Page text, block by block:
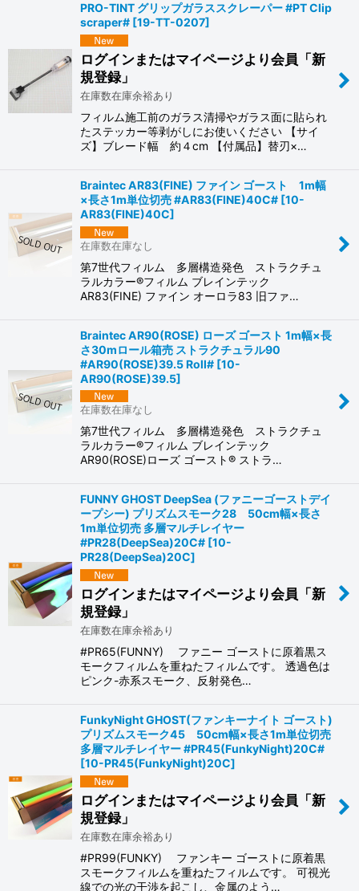
PRO-TINT グリップガラススクレーパー #PT Clip
scraper# [19-TT-0207]
ログインまたはマイページより会員「新
規登録」
在庫数在庫余裕あり
フィルム施工前のガラス清掃やガラス面に貼られ
たステッカー等剥がしにお使いください 【サイ
ズ】ブレード幅 約４cm 【付属品】替刃×…
Braintec AR83(FINE) ファイン ゴースト 1m幅
×長さ1m単位切売 #AR83(FINE)40C# [10-
AR83(FINE)40C]
在庫数在庫なし
第7世代フィルム 多層構造発色 ストラクチュ
ラルカラー®フィルム ブレインテック
AR83(FINE) ファイン オーロラ83 旧ファ…
Braintec AR90(ROSE) ローズ ゴースト 1m幅×長
さ30mロール箱売 ストラクチュラル90
#AR90(ROSE)39.5 Roll# [10-
AR90(ROSE)39.5]
在庫数在庫なし
第7世代フィルム 多層構造発色 ストラクチュ
ラルカラー®フィルム ブレインテック
AR90(ROSE)ローズ ゴースト® ストラ…
FUNNY GHOST DeepSea (ファニーゴーストデイ
ープシー) プリズムスモーク28 50cm幅×長さ
1m単位切売 多層マルチレイヤー
#PR28(DeepSea)20C# [10-
PR28(DeepSea)20C]
ログインまたはマイページより会員「新
規登録」
在庫数在庫余裕あり
#PR65(FUNNY) ファニー ゴーストに原着黒ス
モークフィルムを重ねたフィルムです。 透過色は
ピンク-赤系スモーク、反射発色…
FunkyNight GHOST(ファンキーナイト ゴースト)
プリズムスモーク45 50cm幅×長さ1m単位切売
多層マルチレイヤー #PR45(FunkyNight)20C#
[10-PR45(FunkyNight)20C]
ログインまたはマイページより会員「新
規登録」
在庫数在庫余裕あり
#PR99(FUNKY) ファンキー ゴーストに原着黒
スモークフィルムを重ねたフィルムです。 可視光
線での光の干渉を起こし、金属のよう…